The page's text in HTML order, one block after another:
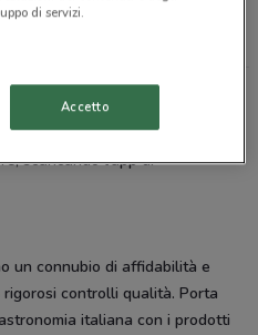
Sigma
, la catena di supermercati
le esigenze di tutti i suoi
i migliori articoli, alimentari e
scaricando l’app di
un connubio di affidabilità e
controlli qualità. Porta
italiana con i prodotti
di servizi.
Accetto